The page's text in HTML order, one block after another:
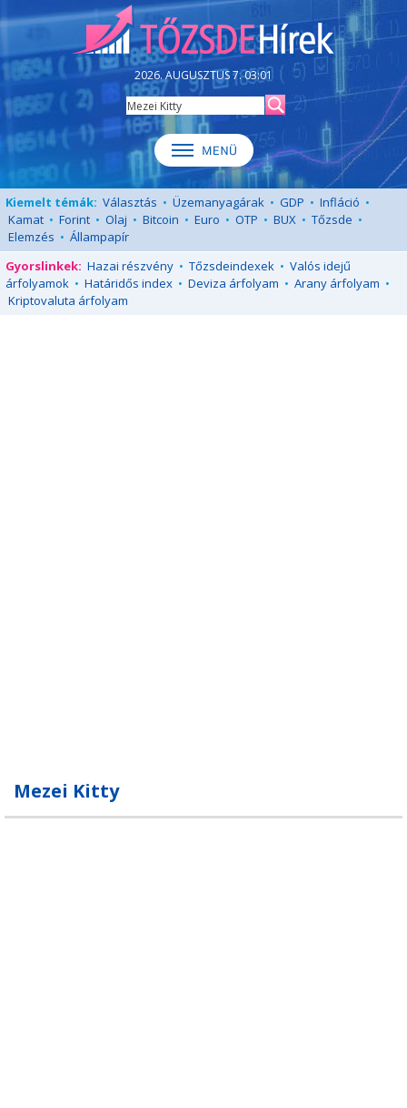
2026. AUGUSZTUS 7. 03:01
Kiemelt témák: Választás • Üzemanyagárak • GDP • Infláció •
Kamat • Forint • Olaj • Bitcoin • Euro • OTP • BUX • Tőzsde •
Elemzés • Állampapír
Gyorslinkek: Hazai részvény • Tőzsdeindexek • Valós idejű
árfolyamok • Határidős index • Deviza árfolyam • Arany árfolyam •
Kriptovaluta árfolyam
Mezei Kitty